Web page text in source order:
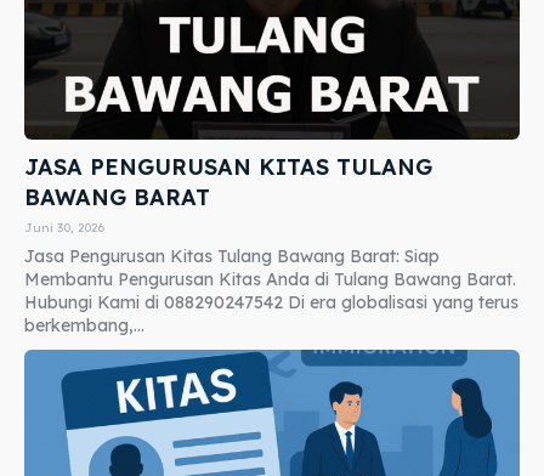
JASA PENGURUSAN KITAS TULANG
BAWANG BARAT
Juni 30, 2026
Jasa Pengurusan Kitas Tulang Bawang Barat: Siap
Membantu Pengurusan Kitas Anda di Tulang Bawang Barat.
Hubungi Kami di 088290247542 Di era globalisasi yang terus
berkembang,...